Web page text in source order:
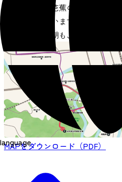
language
中心であった芭蕉の辻、昭和の
どが点在しています。歩くだけ
るコースで、朝も、昼も、夜も
MAPをダウンロード（PDF）